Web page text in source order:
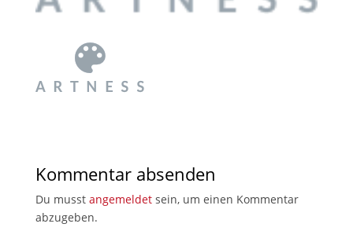
Kommentar absenden
Du musst angemeldetsein, um einen Kommentar
abzugeben.